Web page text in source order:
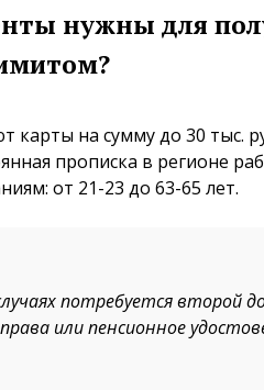
нужны для
на сумму до 30 тыс.
прописка в регионе
от 21-23 до 63-65 лет.
потребуется второй
или пенсионное